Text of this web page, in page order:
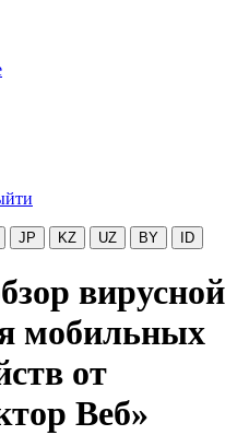
JP KZ UZ BY ID
вирусной
мобильных
от
Веб»